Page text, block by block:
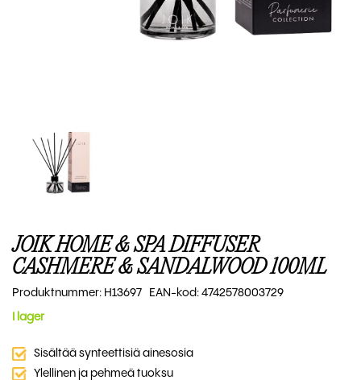
JOIK HOME & SPA DIFFUSER
CASHMERE & SANDALWOOD 100ML
Produktnummer: H13697 EAN-kod: 4742578003729
I lager
Sisältää synteettisiä ainesosia
Ylellinen ja pehmeä tuoksu